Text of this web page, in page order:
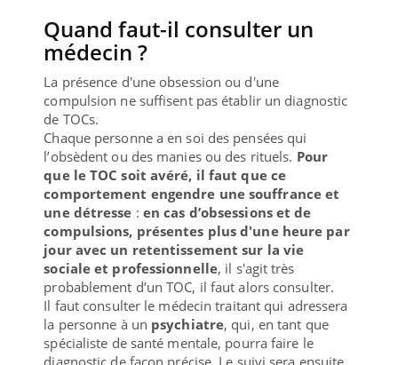
Quand faut-il consulter un
médecin ?
La présence d'une obsession ou d'une
compulsion ne suffisent pas établir un diagnostic
de TOCs.
Chaque personne a en soi des pensées qui
l’obsèdent ou des manies ou des rituels. Pour
que le TOC soit avéré, il faut que ce
comportement engendre une souffrance et
une détresse : en cas d’obsessions et de
compulsions, présentes plus d'une heure par
jour avec un retentissement sur la vie
sociale et professionnelle, il s'agit très
probablement d’un TOC, il faut alors consulter.
Il faut consulter le médecin traitant qui adressera
la personne à un psychiatre, qui, en tant que
spécialiste de santé mentale, pourra faire le
diagnostic de façon précise. Le suivi sera ensuite